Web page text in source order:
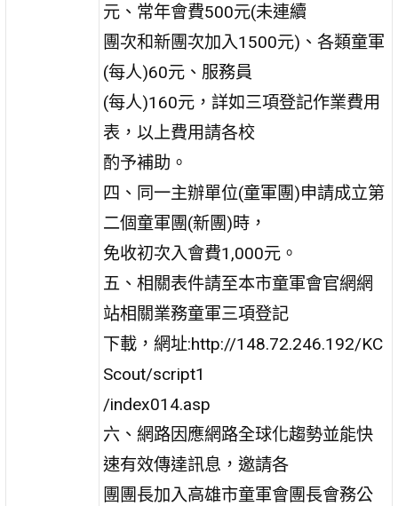
元、常年會費500元(未連續
團次和新團次加入1500元)、各類童軍
(每人)60元、服務員
(每人)160元，詳如三項登記作業費用
表，以上費用請各校
酌予補助。
四、同一主辦單位(童軍團)申請成立第
二個童軍團(新團)時，
免收初次入會費1,000元。
五、相關表件請至本市童軍會官網網
站相關業務童軍三項登記
下載，網址:http://148.72.246.192/KC
Scout/script1
/index014.asp
六、網路因應網路全球化趨勢並能快
速有效傳達訊息，邀請各
團團長加入高雄市童軍會團長會務公